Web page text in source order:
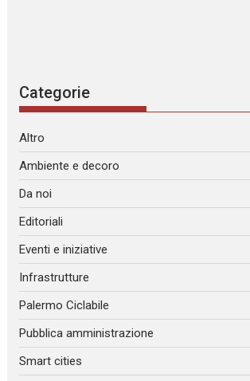
Categorie
Altro
Ambiente e decoro
Da noi
Editoriali
Eventi e iniziative
Infrastrutture
Palermo Ciclabile
Pubblica amministrazione
Smart cities